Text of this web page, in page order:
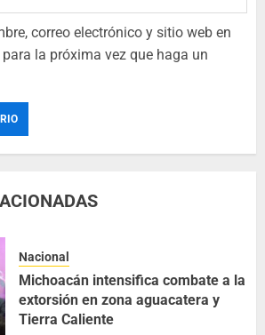
correo electrónico y sitio web en
la próxima vez que haga un
Nacional
Michoacán intensifica combate a la
extorsión en zona aguacatera y
Tierra Caliente